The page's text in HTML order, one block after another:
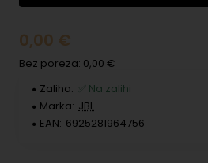
0,00 €
Bez poreza: 0,00 €
Zaliha:
✅ Na zalihi
Marka: JBL
EAN: 6925281964756